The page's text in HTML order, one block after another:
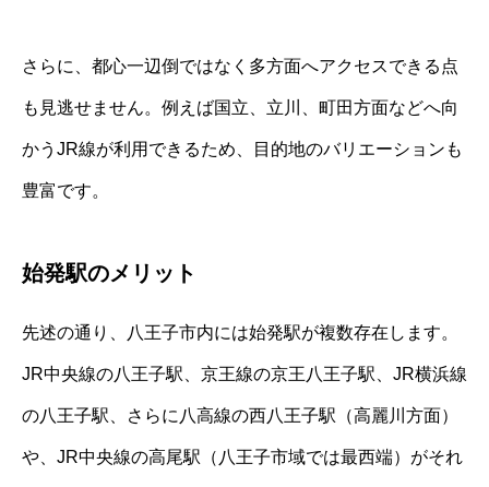
さらに、都心一辺倒ではなく多方面へアクセスできる点
も見逃せません。例えば国立、立川、町田方面などへ向
かうJR線が利用できるため、目的地のバリエーションも
豊富です。
始発駅のメリット
先述の通り、八王子市内には始発駅が複数存在します。
JR中央線の八王子駅、京王線の京王八王子駅、JR横浜線
の八王子駅、さらに八高線の西八王子駅（高麗川方面）
や、JR中央線の高尾駅（八王子市域では最西端）がそれ